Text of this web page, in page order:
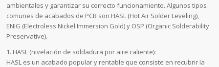
ambientales y garantizar su correcto funcionamiento. Algunos tipos
comunes de acabados de PCB son HASL (Hot Air Solder Leveling),
ENIG (Electroless Nickel Immersion Gold) y OSP (Organic Solderability
Preservative).
1. HASL (nivelación de soldadura por aire caliente):
HASL es un acabado popular y rentable que consiste en recubrir la